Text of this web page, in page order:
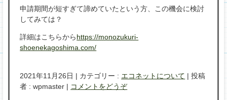
申請期間が短すぎて諦めていたという方、この機会に検討
してみては？
詳細はこちらからhttps://monozukuri-
shoenekagoshima.com/
2021年11月26日 | カテゴリー : エコネットについて |投稿
者 : wpmaster | コメントをどうぞ